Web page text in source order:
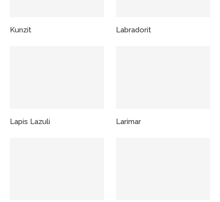
Kunzit Labradorit
Lapis Lazuli Larimar